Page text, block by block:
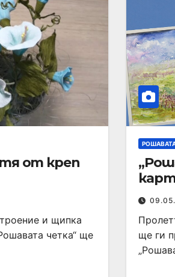
от креп
и щипка
четка“ ще
ще ги